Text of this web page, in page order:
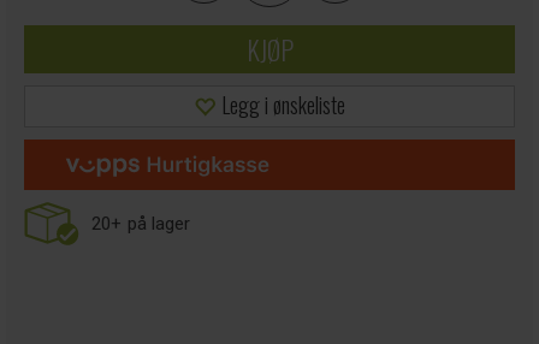
KJØP
Legg i ønskeliste
20+ på lager